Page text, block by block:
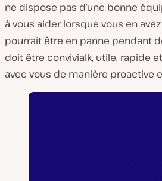
ne dispose pas d’une bonne
à vous aider lorsque vous en
pourrait être en panne pendant
doit être convivialk, utile, rapide
avec vous de manière proactive